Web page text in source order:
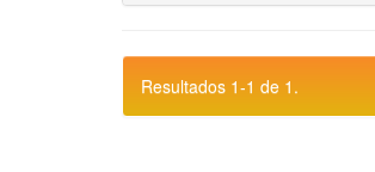
Resultados 1-1 de 1.